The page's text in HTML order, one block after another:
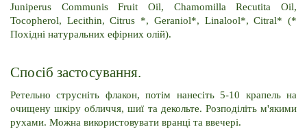
Juniperus Communis Fruit Oil, Chamomilla Recutita Oil,
Tocopherol, Lecithin, Citrus *, Geraniol*, Linalool*, Citral* (*
Похідні натуральних ефірних олій).
Спосіб застосування.
Ретельно струсніть флакон, потім нанесіть 5-10 крапель на
очищену шкіру обличчя, шиї та декольте. Розподіліть м'якими
рухами. Можна використовувати вранці та ввечері.